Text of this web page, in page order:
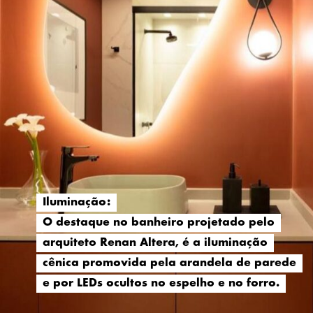
Iluminação:
O destaque no banheiro projetado pelo
arquiteto Renan Altera, é a iluminação
cênica promovida pela arandela de parede
e por LEDs ocultos no espelho e no forro.
Iluminação:
O destaque no banheiro projetado pelo
arquiteto Renan Altera, é a iluminação
cênica promovida pela arandela de parede
e por LEDs ocultos no espelho e no forro.